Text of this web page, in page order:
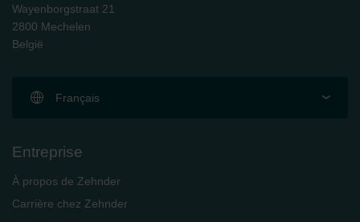
Wayenborgstraat 21
2800 Mechelen
België
Français
Entreprise
À propos de Zehnder
Carrière chez Zehnder